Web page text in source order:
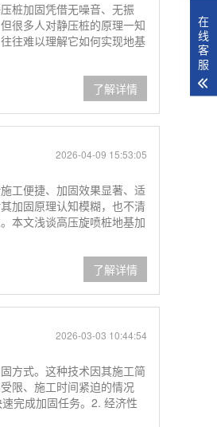
桩加固凭借无噪音、无振
很多人对静压桩的原理一知
往难以理解它如何实现地基
了解详情
2026-04-09 15:53:05
工便捷、加固效果显著、适
加固原理认知模糊，也不清
本文浅谈高压旋喷桩地基加
了解详情
2026-03-03 10:44:54
方式。这种技术因其施工简
限、施工时间紧迫的情况
完成加固任务。2. 经济性
在
线
客
服